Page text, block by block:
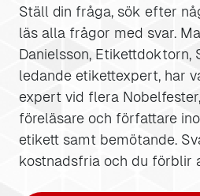
Ställ din fråga, sök efter
läs alla frågor med svar.
Danielsson, Etikettdoktorn,
ledande etikettexpert, har
expert vid flera
föreläsare och författare
etikett samt bemötande.
kostnadsfria och du förblir